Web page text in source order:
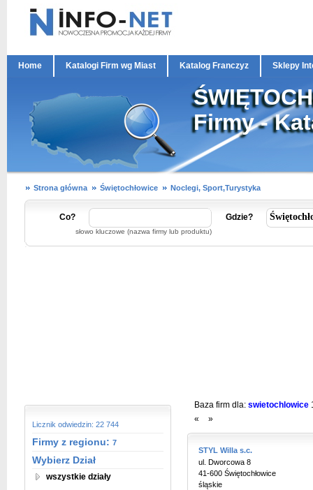
Home Katalogi Firm wg Miast Katalog Franczyz Sklepy
Firmy -
Strona główna Świętochłowice Noclegi, Sport,Turystyka
Co?
słowo kluczowe (nazwa firmy lub produktu)
Gdzie?
Licznik odwiedzin: 22 744
Firmy z regionu: 7
Wybierz Dział
wszystkie działy
Baza firm dla: swietochlowice
«
»
STYL Willa s.c.
ul. Dworcowa 8
41-600 Świętochłowice
śląskie